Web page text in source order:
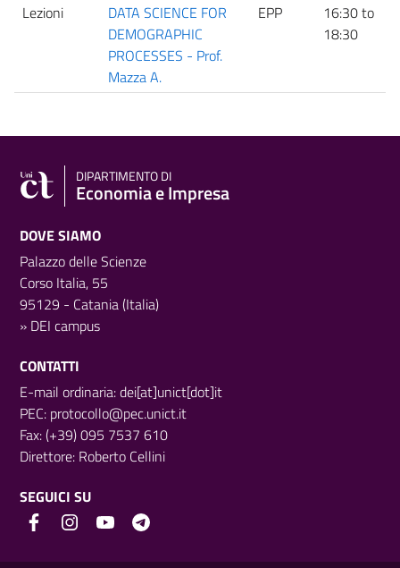
Lezioni
DATA SCIENCE FOR
DEMOGRAPHIC
PROCESSES - Prof.
Mazza A.
EPP 16:30to
18:30
DIPARTIMENTO DI
Economia e Impresa
DOVE SIAMO
Palazzo delle Scienze
Corso Italia, 55
95129 - Catania (Italia)
» DEI campus
CONTATTI
E-mail ordinaria: dei[at]unict[dot]it
PEC: protocollo@pec.unict.it
Fax: (+39) 095 7537 610
Direttore: Roberto Cellini
SEGUICI SU